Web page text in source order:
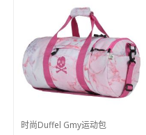
时尚Duffel Gmy运动包